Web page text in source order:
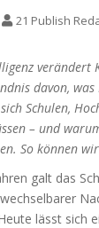
21 Publish
verändert
davon,
Schulen,
– und
So können
galt das
lässt sich